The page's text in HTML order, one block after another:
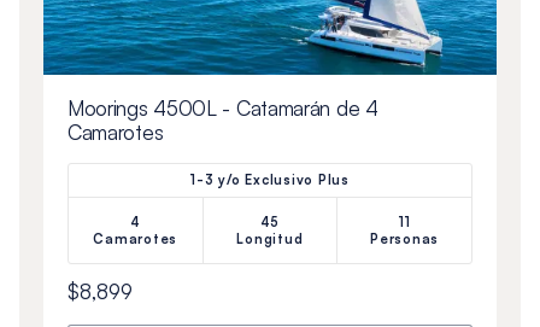
Moorings 4500L - Catamarán de 4
Camarotes
1-3 y/o Exclusivo Plus
4
Camarotes
45
Longitud
11
Personas
$8,899